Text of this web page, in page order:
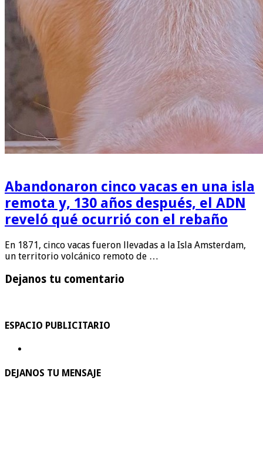
Abandonaron cinco vacas en una isla
remota y, 130 años después, el ADN
reveló qué ocurrió con el rebaño
En 1871, cinco vacas fueron llevadas a la Isla Amsterdam,
un territorio volcánico remoto de …
Dejanos tu comentario
ESPACIO PUBLICITARIO
DEJANOS TU MENSAJE